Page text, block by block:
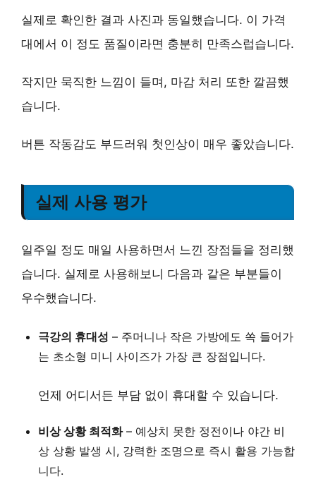
실제로 확인한 결과 사진과 동일했습니다. 이 가격
대에서 이 정도 품질이라면 충분히 만족스럽습니다.
작지만 묵직한 느낌이 들며, 마감 처리 또한 깔끔했
습니다.
버튼 작동감도 부드러워 첫인상이 매우 좋았습니다.
실제 사용 평가
일주일 정도 매일 사용하면서 느낀 장점들을 정리했
습니다. 실제로 사용해보니 다음과 같은 부분들이
우수했습니다.
극강의 휴대성 – 주머니나 작은 가방에도 쏙 들어가
는 초소형 미니 사이즈가 가장 큰 장점입니다.
언제 어디서든 부담 없이 휴대할 수 있습니다.
비상 상황 최적화– 예상치 못한 정전이나 야간 비
상 상황 발생 시, 강력한 조명 으로 즉시 활용 가능합
니다.